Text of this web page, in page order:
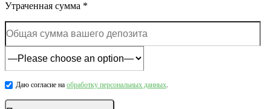
Утраченная сумма *
Даю согласие на обработку персональных данных.